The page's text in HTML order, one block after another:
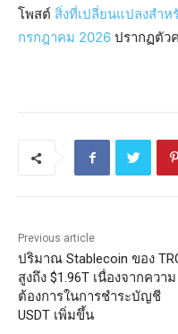
โพสต์ สิ่งที่เปลี่ยนแปลงสำห
กรกฎาคม 2026 ปรากฏตัว
Previous article
ปริมาณ Stablecoin ของ
สูงถึง $1.96T เนื่องจากความ
ต้องการในการชำระบัญชี
USDT เพิ่มขึ้น